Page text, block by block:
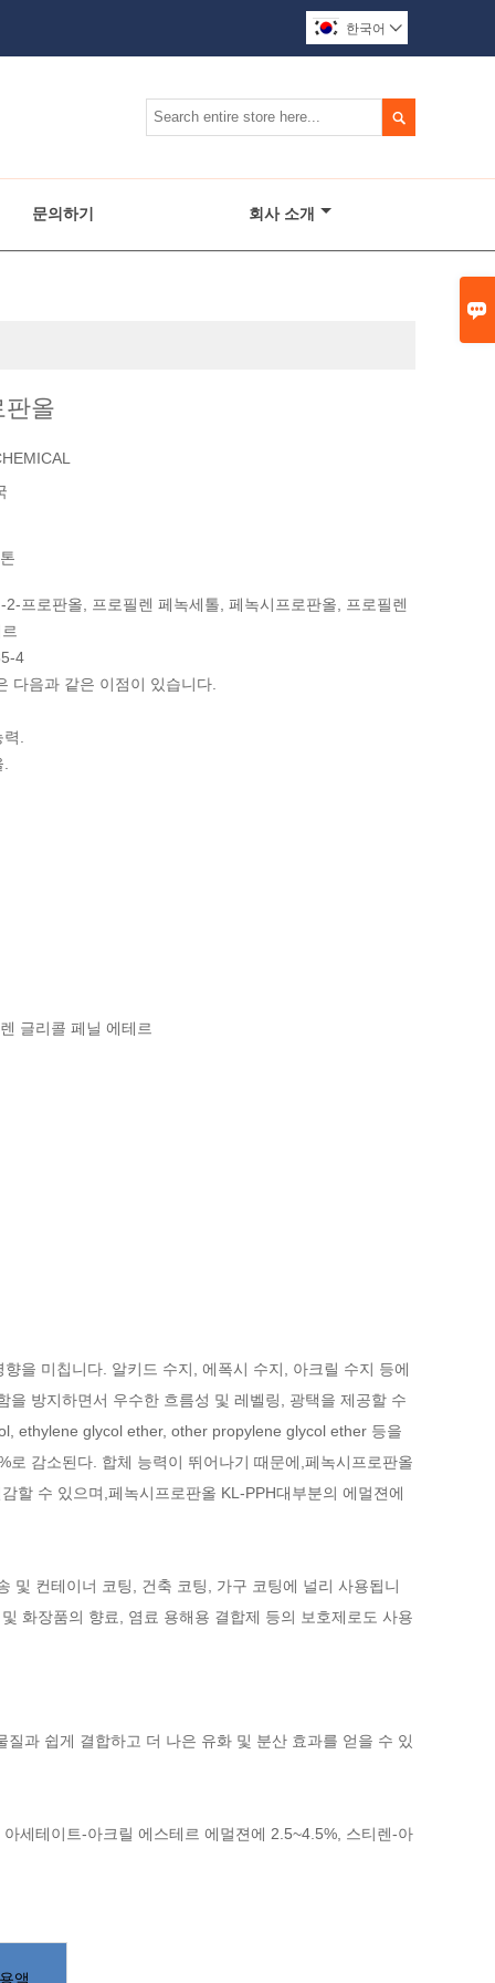

한국어 

문의하기 회사 소개
판올
2-프로판올, 프로필렌 페녹세톨, 페녹시프로판올, 프로필렌
4
다음과 같은 이점이 있습니다.
.
글리콜 페닐 에테르
을 미칩니다. 알키드 수지, 에폭시 수지, 아크릴 수지 등에
을 방지하면서 우수한 흐름성 및 레벨링, 광택을 제공할 수
ethylene glycol ether, other propylene glycol ether 등을
감소된다. 합체 능력이 뛰어나기 때문에, 페녹시프로판올
할 수 있으며, 페녹시프로판올 KL-PPH대부분의 에멀젼에
및 컨테이너 코팅, 건축 코팅, 가구 코팅에 널리 사용됩니
화장품의 향료, 염료 용해용 결합제 등의 보호제로도 사용
과 쉽게 결합하고 더 나은 유화 및 분산 효과를 얻을 수 있
세테이트-아크릴 에스테르 에멀젼에 2.5~4.5%, 스티렌-아
액